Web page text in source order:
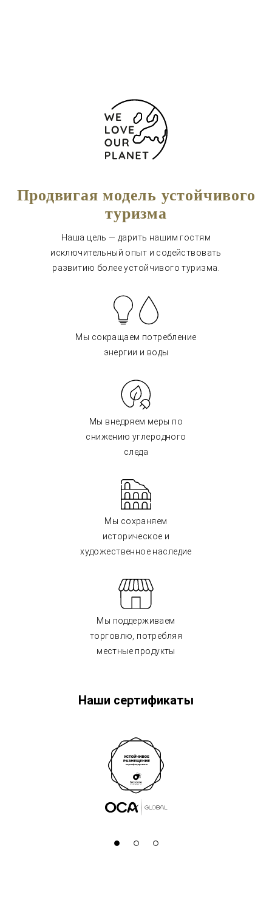
Продвигая модель устойчивого
туризма
Наша цель — дарить нашим гостям
исключительный опыт и содействовать
развитию более устойчивого туризма.
Мы сокращаем потребление
энергии и воды
Мы внедряем меры по
снижению углеродного
следа
Мы сохраняем
историческое и
художественное наследие
Мы поддерживаем
торговлю, потребляя
местные продукты
Наши сертификаты